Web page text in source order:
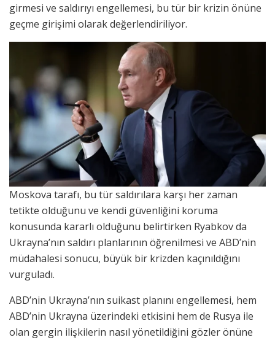
girmesi ve saldırıyı engellemesi, bu tür bir krizin önüne
geçme girişimi olarak değerlendiriliyor.
Moskova tarafı, bu tür saldırılara karşı her zaman
tetikte olduğunu ve kendi güvenliğini koruma
konusunda kararlı olduğunu belirtirken Ryabkov da
Ukrayna’nın saldırı planlarının öğrenilmesi ve ABD’nin
müdahalesi sonucu, büyük bir krizden kaçınıldığını
vurguladı.
ABD’nin Ukrayna’nın suikast planını engellemesi, hem
ABD’nin Ukrayna üzerindeki etkisini hem de Rusya ile
olan gergin ilişkilerin nasıl yönetildiğini gözler önüne